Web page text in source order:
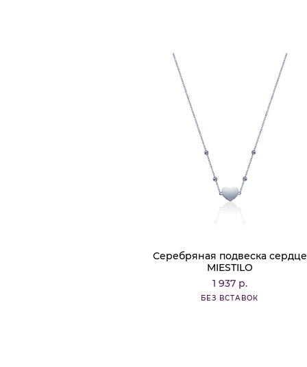
Серебряная подвеска сердце
MIESTILO
1 937 р.
БЕЗ ВСТАВОК